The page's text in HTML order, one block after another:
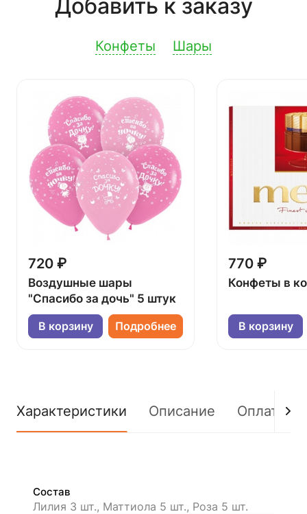
Добавить к заказу
Конфеты Шары
720 ₽
Воздушные шары
"Спасибо за дочь" 5 штук
В корзину Подробнее
770 ₽
Конфеты в
В корзину
Характеристики Описание Оплата
Состав
Лилия 3 шт., Маттиола 5 шт., Роза 5 шт.